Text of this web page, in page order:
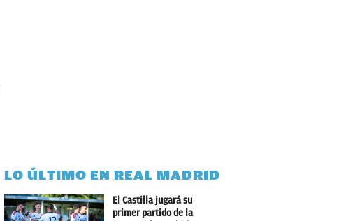
LO ÚLTIMO EN REAL MADRID
El Castilla jugará su
primer partido de la